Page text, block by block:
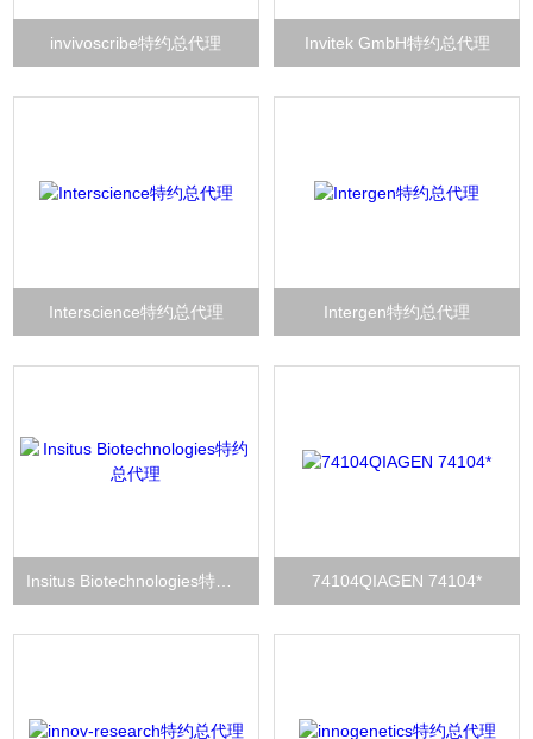
invivoscribe特约总代理 Invitek GmbH特约总代理
Interscience特约总代理 Intergen特约总代理
74104QIAGEN 74104*